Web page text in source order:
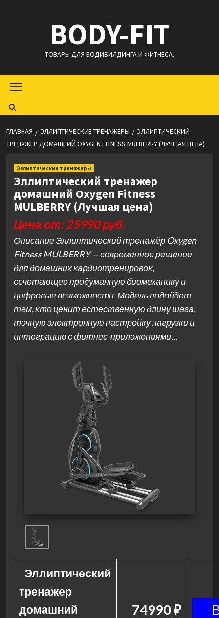
BODY-FIT
ТОВАРЫ ДЛЯ БОДИБИЛДИНГА И ФИТНЕСА.
меню
ГЛАВНАЯ ЭЛЛИПТИЧЕСКИЕ ТРЕНАЖЕРЫ
ЭЛЛИПТИЧЕСКИЙ
ТРЕНАЖЕР ДОМАШНИЙ OXYGEN FITNESS MULBERRY (ЛУЧШАЯ ЦЕНА)
Эллиптические тренажеры
Эллиптический тренажер
домашний Oxygen Fitness
MULBERRY (Лучшая цена)
Цена от: 25990 руб.
Описание Эллиптический тренажёр Oxygen
Fitness MULBERRY — современное решение
для домашних кардиотренировок,
сочетающее продуманную биомеханику и
цифровые возможности. Модель подойдет
тем, кто ценит естественную длину шага,
точную электронную настройку нагрузки и
интеграцию с фитнес-приложениями…
Эллиптический
тренажер
домашний
74990 ₽